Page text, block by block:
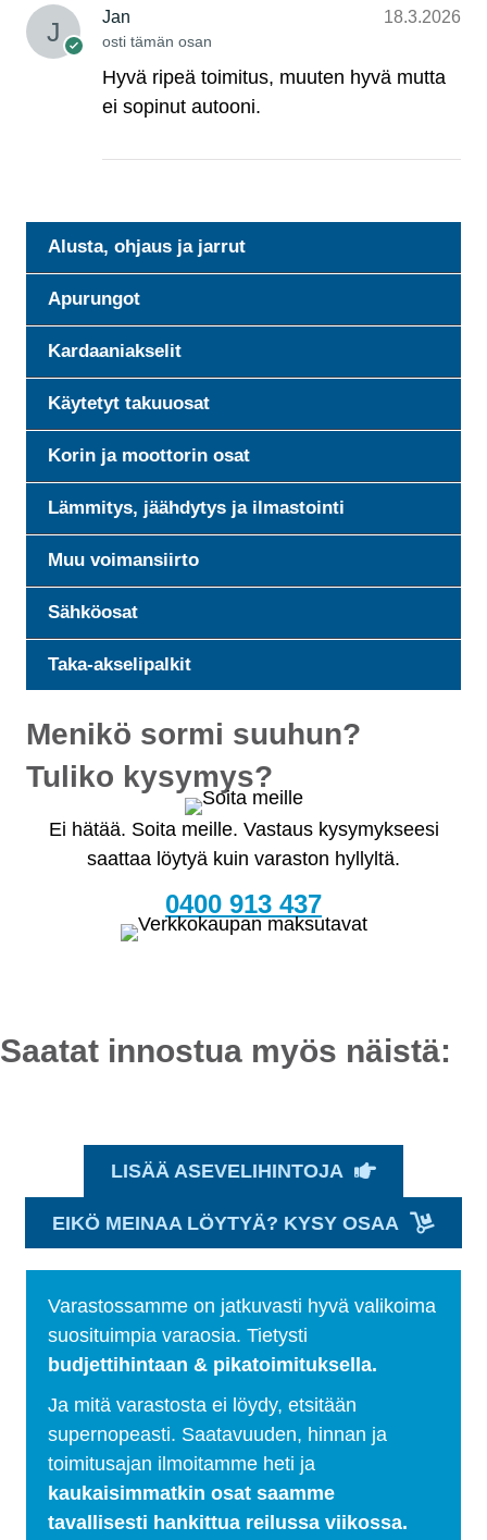
Alusta, ohjaus ja jarrut
Apurungot
Kardaaniakselit
Käytetyt takuuosat
Korin ja moottorin osat
Lämmitys, jäähdytys ja ilmastointi
Muu voimansiirto
Sähköosat
Taka-akselipalkit
Menikö sormi suuhun?
Tuliko kysymys?
Ei hätää. Soita meille. Vastaus kysymykseesi
saattaa löytyä kuin varaston hyllyltä.
0400 913 437
Jan
osti tämän osan
18.3.2026
Hyvä ripeä toimitus, muuten hyvä mutta
ei sopinut autooni.
Saatat innostua myös näistä:
Varastossamme on jatkuvasti hyvä valikoima
suosituimpia varaosia. Tietysti
budjettihintaan & pikatoimituksella.
Ja mitä varastosta ei löydy, etsitään
supernopeasti. Saatavuuden, hinnan ja
toimitusajan ilmoitamme heti ja
kaukaisimmatkin osat saamme
tavallisesti hankittua reilussa viikossa.
LISÄÄ ASEVELIHINTOJA
EIKÖ MEINAA LÖYTYÄ? KYSY OSAA